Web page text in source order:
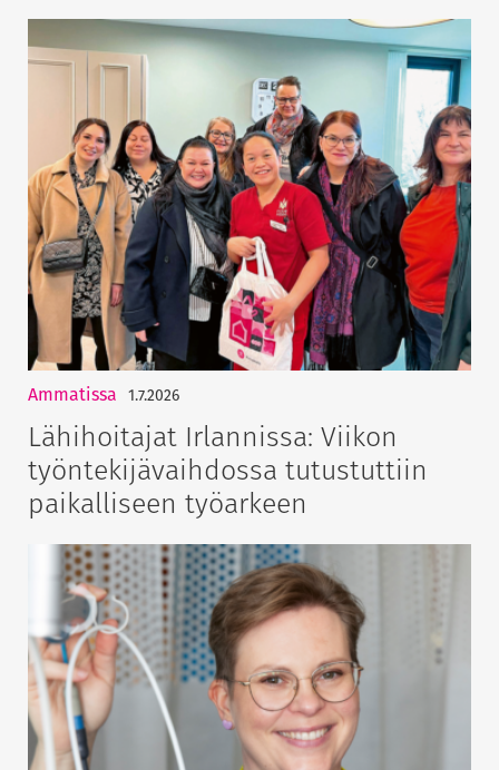
Ammatissa 1.7.2026
Lähihoitajat Irlannissa: Viikon
työntekijävaihdossa tutustuttiin
paikalliseen työarkeen